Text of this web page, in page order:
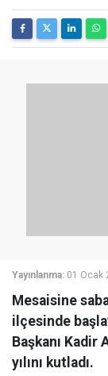
Yayınlanma: 01 Ocak
Mesaisine
ilçesinde
Başkanı Kadir
yılını kutladı.